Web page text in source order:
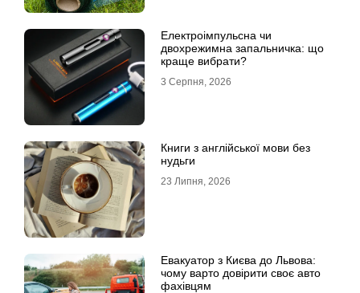
Електроімпульсна чи
двохрежимна запальничка: що
краще вибрати?
3 Серпня, 2026
Книги з англійської мови без
нудьги
23 Липня, 2026
Евакуатор з Києва до Львова:
чому варто довірити своє авто
фахівцям